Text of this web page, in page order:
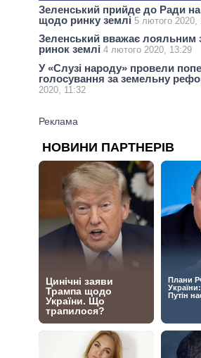
Зеленський прийде до Ради
щодо ринку землі 5 лютого 2020,
Зеленський вважає лояльним
ринок землі 4 лютого 2020, 13:29
У «Слузі народу» провели
голосування за земельну
2020, 11:32